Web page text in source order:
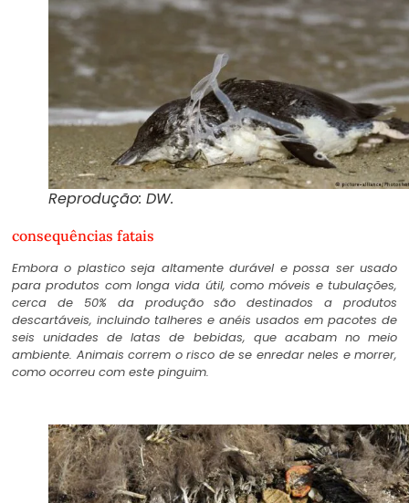
Reprodução: DW.
consequências fatais
Embora o plastico seja altamente durável e possa ser usado
para produtos com longa vida útil, como móveis e tubulações,
cerca de 50% da produção são destinados a produtos
descartáveis, incluindo talheres e anéis usados em pacotes de
seis unidades de latas de bebidas, que acabam no meio
ambiente. Animais correm o risco de se enredar neles e morrer,
como ocorreu com este pinguim.